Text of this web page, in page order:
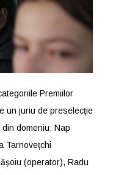
Premiilor
un juriu de preselecţie
domeniu: Nap
Tarnovețchi
(operator), Radu